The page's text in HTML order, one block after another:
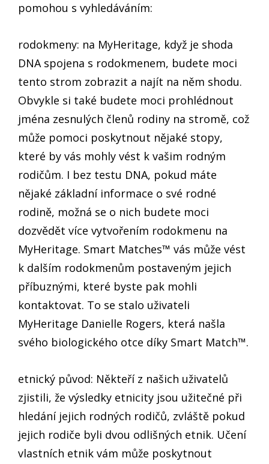
pomohou s vyhledáváním:
rodokmeny: na MyHeritage, když je shoda
DNA spojena s rodokmenem, budete moci
tento strom zobrazit a najít na něm shodu.
Obvykle si také budete moci prohlédnout
jména zesnulých členů rodiny na stromě, což
může pomoci poskytnout nějaké stopy,
které by vás mohly vést k vašim rodným
rodičům. I bez testu DNA, pokud máte
nějaké základní informace o své rodné
rodině, možná se o nich budete moci
dozvědět více vytvořením rodokmenu na
MyHeritage. Smart Matches™ vás může vést
k dalším rodokmenům postaveným jejich
příbuznými, které byste pak mohli
kontaktovat. To se stalo uživateli
MyHeritage Danielle Rogers, která našla
svého biologického otce díky Smart Match™.
etnický původ: Někteří z našich uživatelů
zjistili, že výsledky etnicity jsou užitečné při
hledání jejich rodných rodičů, zvláště pokud
jejich rodiče byli dvou odlišných etnik. Učení
vlastních etnik vám může poskytnout